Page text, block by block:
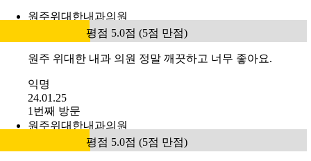
원주위대한내과의원
평점 5.0점 (5점 만점)
원주 위대한 내과 의원 정말 깨끗하고 너무 좋아요.
익명
24.01.25
1번째 방문
원주위대한내과의원
평점 5.0점 (5점 만점)